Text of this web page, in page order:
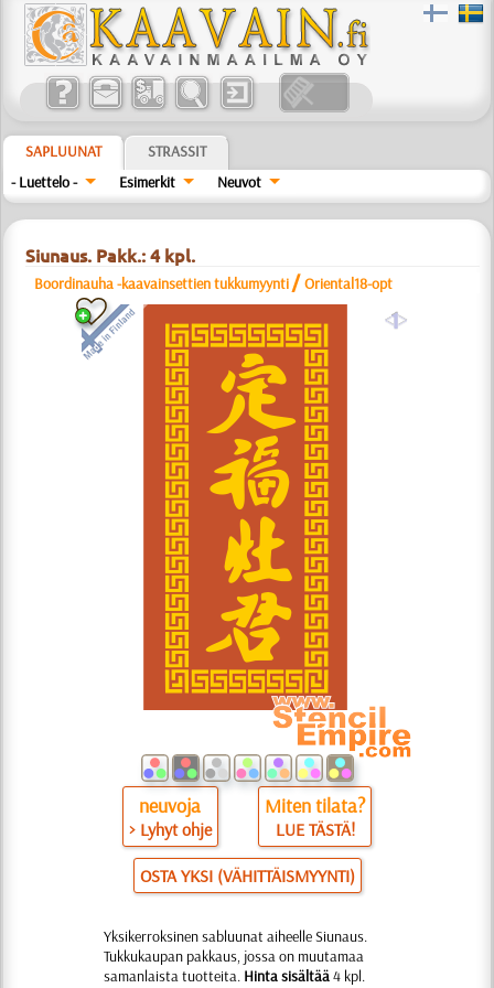
SAPLUUNAT
STRASSIT
- Luettelo -
Esimerkit Neuvot
Siunaus. Pakk.: 4 kpl.
Boordinauha -kaavainsettien tukkumyynti /Oriental18-opt
a
neuvoja
> Lyhyt ohje
Miten tilata?
LUE TÄSTÄ!
OSTA YKSI (VÄHITTÄISMYYNTI)
Yksikerroksinen sabluunat aiheelle Siunaus.
Tukkukaupan pakkaus, jossa on muutamaa
samanlaista tuotteita. Hinta sisältää4 kpl.